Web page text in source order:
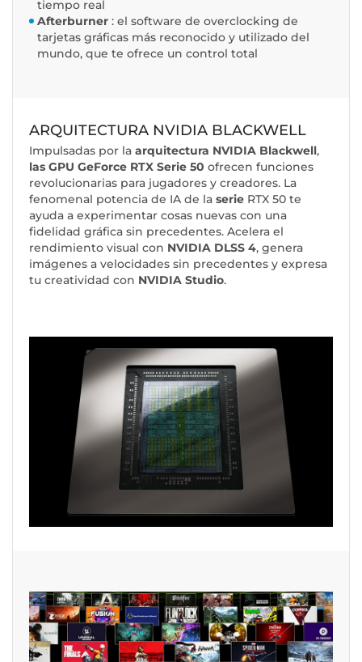
tiempo real
Afterburner : el software de overclocking de
tarjetas gráficas más reconocido y utilizado del
mundo, que te ofrece un control total
ARQUITECTURA NVIDIA BLACKWELL
Impulsadas por la arquitectura NVIDIA Blackwell,
las GPU GeForce RTX Serie 50 ofrecen funciones
revolucionarias para jugadores y creadores. La
fenomenal potencia de IA de la serie RTX 50 te
ayuda a experimentar cosas nuevas con una
fidelidad gráfica sin precedentes. Acelera el
rendimiento visual con NVIDIA DLSS 4, genera
imágenes a velocidades sin precedentes y expresa
tu creatividad con NVIDIA Studio.